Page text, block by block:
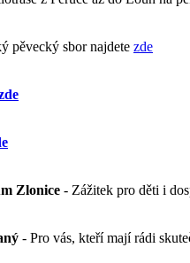
pěvecký sbor najdete zde
Zlonice - Zážitek pro děti i
- Pro vás, kteří mají rádi